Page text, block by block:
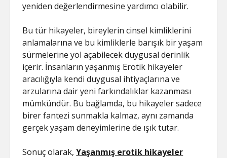
yeniden değerlendirmesine yardımcı olabilir.
Bu tür hikayeler, bireylerin cinsel kimliklerini
anlamalarına ve bu kimliklerle barışık bir yaşam
sürmelerine yol açabilecek duygusal derinlik
içerir. İnsanların yaşanmış Erotik hikayeler
aracılığıyla kendi duygusal ihtiyaçlarına ve
arzularına dair yeni farkındalıklar kazanması
mümkündür. Bu bağlamda, bu hikayeler sadece
birer fantezi sunmakla kalmaz, aynı zamanda
gerçek yaşam deneyimlerine de ışık tutar.
Sonuç olarak,Yaşanmış erotik hikayeler